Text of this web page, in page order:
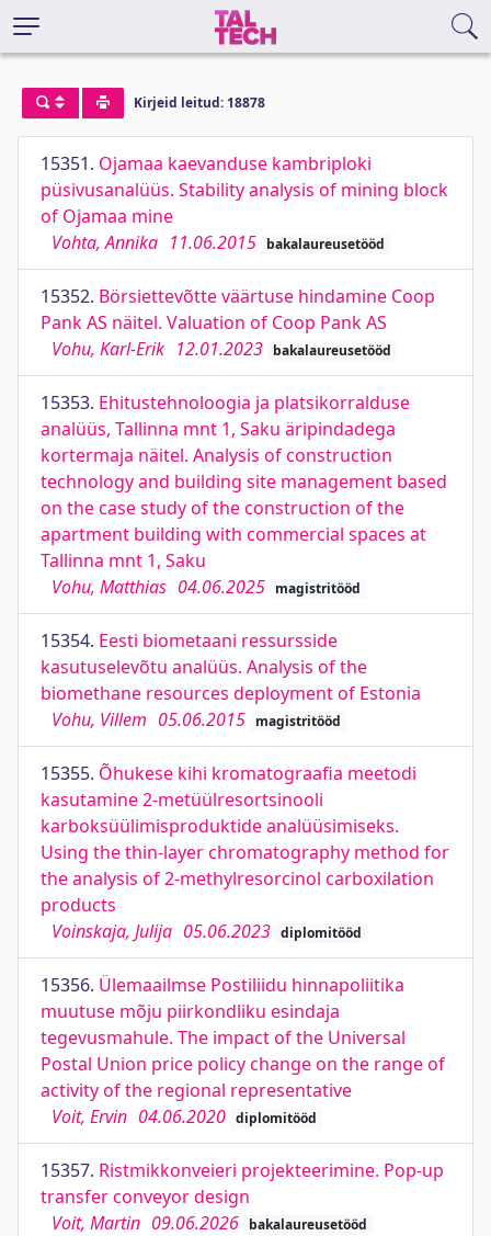
Kirjeid leitud: 18878
15351. Ojamaa kaevanduse kambriploki
püsivusanalüüs. Stability analysis of mining block
of Ojamaa mine
Vohta, Annika 11.06.2015 bakalaureusetööd
15352. Börsiettevõtte väärtuse hindamine Coop
Pank AS näitel. Valuation of Coop Pank AS
Vohu, Karl-Erik 12.01.2023 bakalaureusetööd
15353. Ehitustehnoloogia ja platsikorralduse
analüüs, Tallinna mnt 1, Saku äripindadega
kortermaja näitel. Analysis of construction
technology and building site management based
on the case study of the construction of the
apartment building with commercial spaces at
Tallinna mnt 1, Saku
Vohu, Matthias 04.06.2025 magistritööd
15354. Eesti biometaani ressursside
kasutuselevõtu analüüs. Analysis of the
biomethane resources deployment of Estonia
Vohu, Villem 05.06.2015 magistritööd
15355. Õhukese kihi kromatograafia meetodi
kasutamine 2-metüülresortsinooli
karboksüülimisproduktide analüüsimiseks.
Using the thin-layer chromatography method for
the analysis of 2-methylresorcinol carboxilation
products
Voinskaja, Julija 05.06.2023 diplomitööd
15356. Ülemaailmse Postiliidu hinnapoliitika
muutuse mõju piirkondliku esindaja
tegevusmahule. The impact of the Universal
Postal Union price policy change on the range of
activity of the regional representative
Voit, Ervin 04.06.2020 diplomitööd
15357. Ristmikkonveieri projekteerimine. Pop-up
transfer conveyor design
Voit, Martin 09.06.2026 bakalaureusetööd